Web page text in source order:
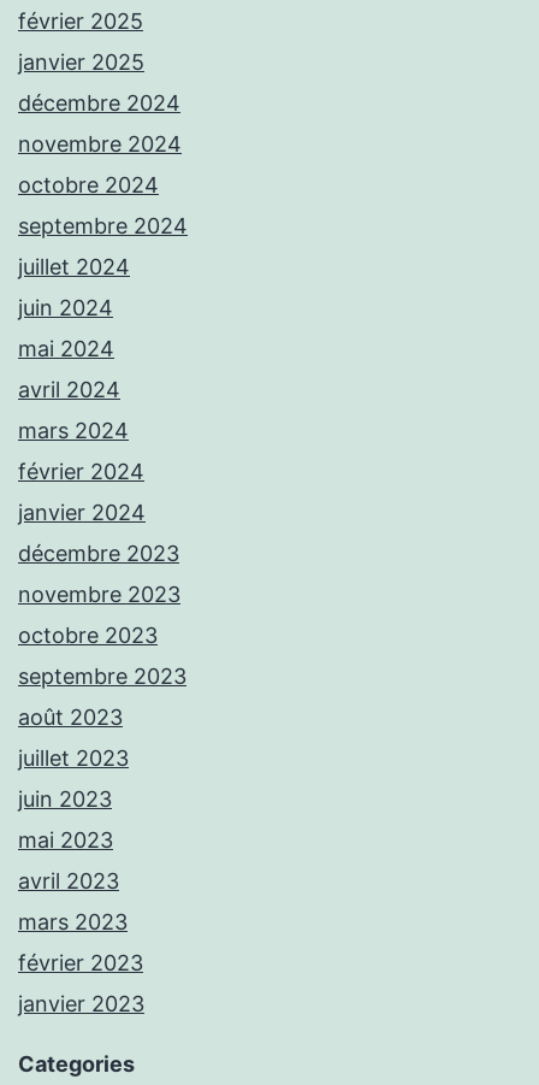
février 2025
janvier 2025
décembre 2024
novembre 2024
octobre 2024
septembre 2024
juillet 2024
juin 2024
mai 2024
avril 2024
mars 2024
février 2024
janvier 2024
décembre 2023
novembre 2023
octobre 2023
septembre 2023
août 2023
juillet 2023
juin 2023
mai 2023
avril 2023
mars 2023
février 2023
janvier 2023
Categories